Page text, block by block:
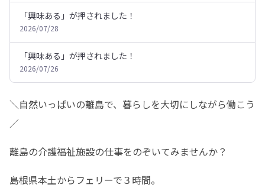
「興味ある」が押されました！
2026/07/28
「興味ある」が押されました！
2026/07/26
＼自然いっぱいの離島で、暮らしを大切にしながら働こう
／
離島の介護福祉施設の仕事をのぞいてみませんか？
島根県本土からフェリーで３時間。